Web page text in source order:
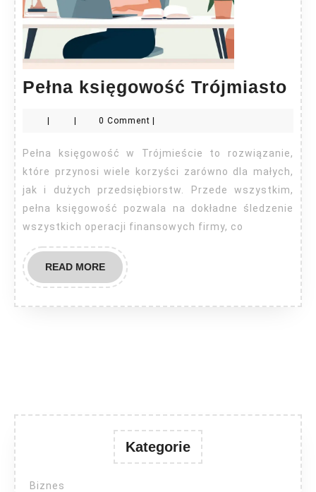
Pełna księgowość Trójmiasto
0 Comment
Pełna księgowość w Trójmieście to rozwiązanie,
które przynosi wiele korzyści zarówno dla małych,
jak i dużych przedsiębiorstw. Przede wszystkim,
pełna księgowość pozwala na dokładne śledzenie
wszystkich operacji finansowych firmy, co
READ MOREREAD
MORE
Kategorie
Biznes